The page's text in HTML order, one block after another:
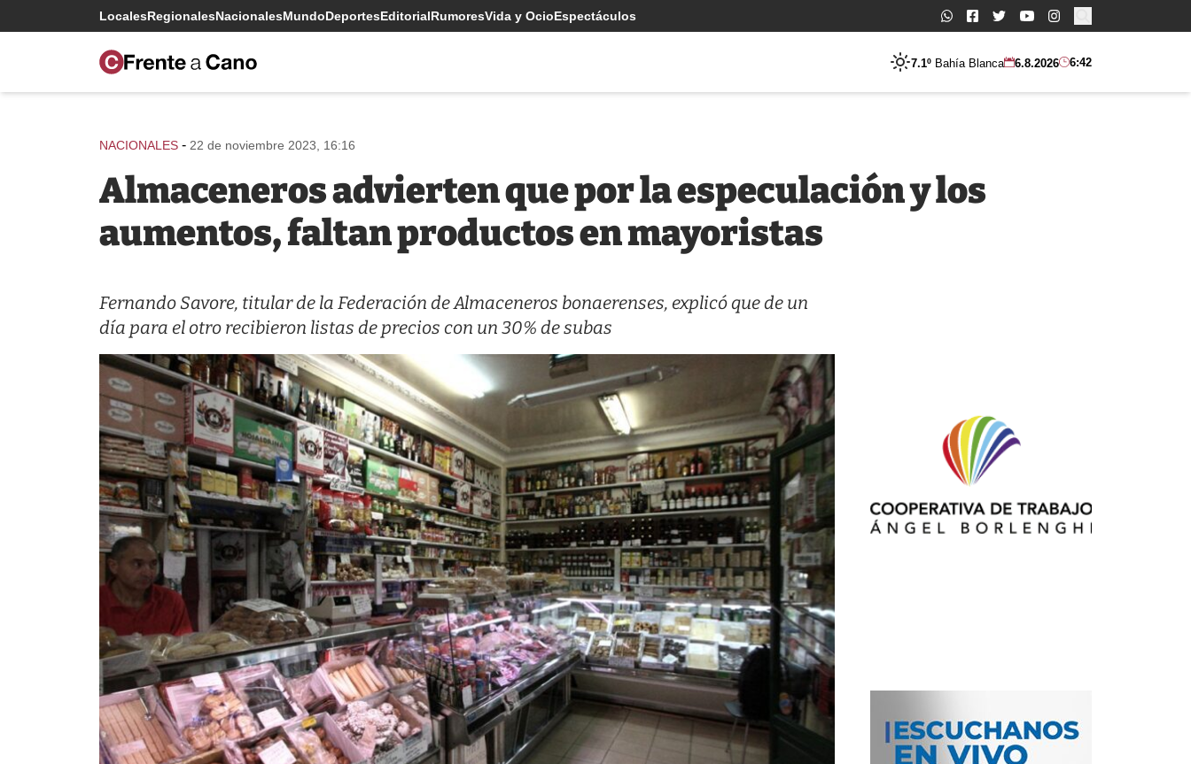
LocalesRegionalesNacionalesMundoDeportesEditorialRumoresVida y OcioEspectáculos Buscar:
7.1º Bahía Blanca 6.8.2026 6:42
NACIONALES - 22 de noviembre 2023, 16:16
Almaceneros advierten que por la especulación y los
aumentos, faltan productos en mayoristas
Fernando Savore, titular de la Federación de Almaceneros bonaerenses, explicó que de un
día para el otro recibieron listas de precios con un 30% de subas